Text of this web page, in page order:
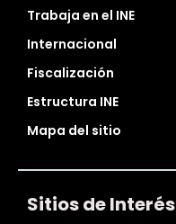
Trabaja en el INE
Internacional
Fiscalización
Estructura INE
Mapa del sitio
Sitios de Interés